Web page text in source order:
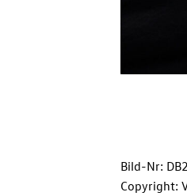
Bild-Nr:
Copyright: